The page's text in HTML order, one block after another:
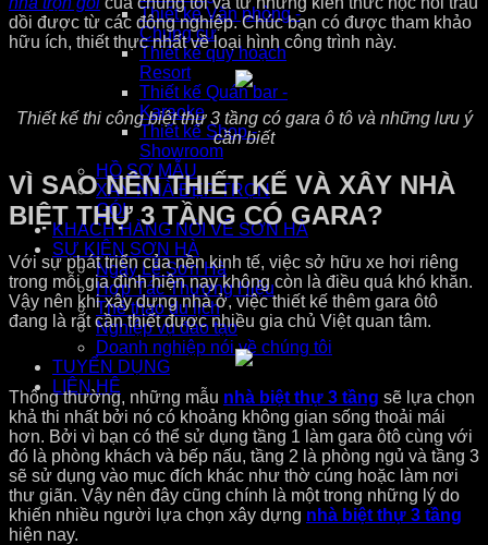
Thiết kế Văn phòng -
Chung cư
Thiết kế quy hoạch
Resort
Thiết kế Quán bar -
Karaoke
Thiết kế Shop -
Showroom
HỒ SƠ MẪU
XÂY NHÀ ĐẸP TRỌN
GÓI
KHÁCH HÀNG NÓI VỀ SƠN HÀ
SỰ KIỆN SƠN HÀ
Ngày Lễ Sơn Hà
Hợp Tác Thương Hiệu
Thể thao du lịch
Nghiệp vụ đào tạo
Doanh nghiệp nói về chúng tôi
TUYỂN DỤNG
LIÊN HỆ
dồi được từ các đông nghiệp. Chúc bạn có được tham khảo
hữu ích, thiết thực nhất về loại hình công trình này.
Thiết kế thi công biệt thự 3 tầng có gara ô tô và những lưu ý
cần biết
VÌ SAO NÊN THIẾT KẾ VÀ XÂY NHÀ
BIỆT THỰ 3 TẦNG CÓ GARA?
Với sự phát triển của nền kinh tế, việc sở hữu xe hơi riêng
trong mỗi gia đình hiện nay không còn là điều quá khó khăn.
Vậy nên khi xây dựng nhà ở, việc thiết kế thêm gara ôtô
đang là rất cần thiết được nhiều gia chủ Việt quan tâm.
Thông thường, những mẫu nhà biệt thự 3 tầng sẽ lựa chọn
khả thi nhất bởi nó có khoảng không gian sống thoải mái
hơn. Bởi vì bạn có thể sử dụng tầng 1 làm gara ôtô cùng với
đó là phòng khách và bếp nấu, tầng 2 là phòng ngủ và tầng 3
sẽ sử dụng vào mục đích khác như thờ cúng hoặc làm nơi
thư giãn. Vậy nên đây cũng chính là một trong những lý do
khiến nhiều người lựa chọn xây dựng nhà biệt thự 3 tầng
hiện nay.